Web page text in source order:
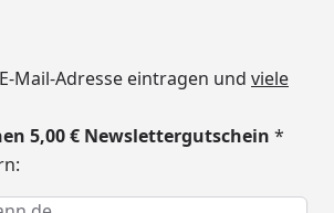
Mail-Adresse eintragen und viele
5,00 € Newslettergutschein *